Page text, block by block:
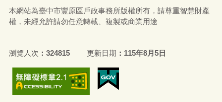
本網站為臺中市豐原區戶政事務所版權所有，請尊重智慧財產
權，未經允許請勿任意轉載、複製或商業用途
瀏覽人次 324815 更新日期 115年8月5日